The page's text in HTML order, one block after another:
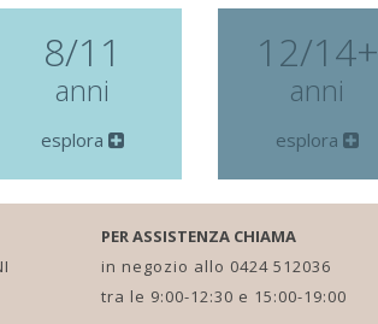
8/11
anni
esplora
12/14+
anni
esplora
PER ASSISTENZA CHIAMA
in negozio allo 0424 512036
tra le 9:00-12:30 e 15:00-19:00